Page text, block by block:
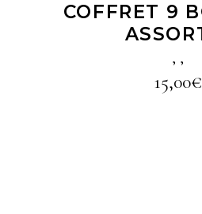
COFFRET 9
, ,
15,00€